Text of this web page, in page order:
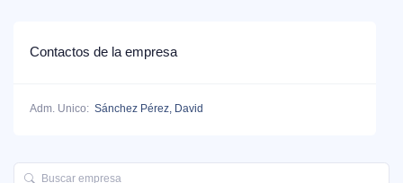
Contactos de la empresa
Adm. Unico: Sánchez Pérez, David